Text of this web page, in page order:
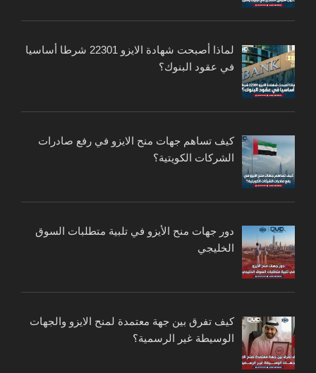
لماذا أصبحت شهادة الايزو 22301 شرطا أساسيا
في عقود البنوك؟
كيف تساهم جهات منح الايزو في رفع صادرات
الشركات الكويتية؟
دور جهات منح الأيزو في تلبية متطلبات السوق
الخليجي
كيف تفرق بين جهة معتمدة لمنح الايزو والجهات
الوسيطة غير الرسمية؟